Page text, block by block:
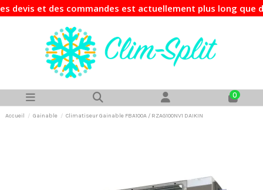
des commandes est actuellement plus long que
0
Accueil Gainable Climatiseur Gainable FBA100A / RZAG100NV1 DAIKIN